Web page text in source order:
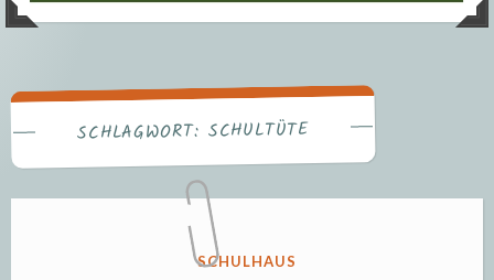
Tinkerswelt – Kreatives aus
Freizeit und Schule
SCHLAGWORT: SCHULTÜTE
VERÖFFENTLICHT
SCHULHAUS